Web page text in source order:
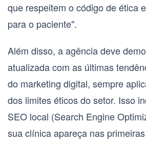
que respeitem o código de ética
para o paciente".
Além disso, a agência deve
atualizada com as últimas
do marketing digital, sempre
dos limites éticos do setor. Isso
SEO local (Search Engine
sua clínica apareça nas